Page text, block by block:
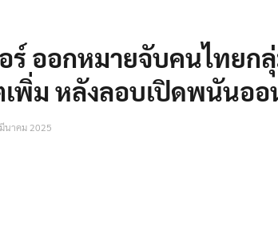
อร์ ออกหมายจับคนไทยก
เพิ่ม หลังลอบเปิดพนันออ
นาคม 2025